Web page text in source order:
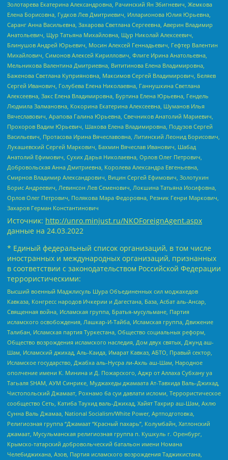
Золотарева Екатерина Александровна, Рачинский Ян Збигневич, Жемкова
Елена Борисовна, Гудков Лев Дмитриевич, Илларионова Юлия Юрьевна,
Саранг Анна Васильевна, Захарова Светлана Сергеевна, Аверин Владимир
Анатольевич, Щур Татьяна Михайловна, Щур Николай Алексеевич,
Блинушов Андрей Юрьевич, Мосин Алексей Геннадьевич, Гефтер Валентин
Михайлович, Симонов Алексей Кириллович, Флиге Ирина Анатольевна,
Мельникова Валентина Дмитриевна, Вититинова Елена Владимировна,
Баженова Светлана Куприяновна, Максимов Сергей Владимирович, Беляев
Сергей Иванович, Голубева Елена Николаевна, Ганнушкина Светлана
Алексеевна, Закс Елена Владимировна, Буртина Елена Юрьевна, Гендель
Людмила Залмановна, Кокорина Екатерина Алексеевна, Шуманов Илья
Вячеславович, Арапова Галина Юрьевна, Свечников Анатолий Мариевич,
Прохоров Вадим Юрьевич, Шахова Елена Владимировна, Подузов Сергей
Васильевич, Протасова Ирина Вячеславовна, Литинский Леонид Борисович,
Лукашевский Сергей Маркович, Бахмин Вячеслав Иванович, Шабад
Анатолий Ефимович, Сухих Дарья Николаевна, Орлов Олег Петрович,
Добровольская Анна Дмитриевна, Королева Александра Евгеньевна,
Смирнов Владимир Александрович, Вицин Сергей Ефимович, Золотухин
Борис Андреевич, Левинсон Лев Семенович, Локшина Татьяна Иосифовна,
Орлов Олег Петрович, Полякова Мара Федоровна, Резник Генри Маркович,
Захаров Герман Константинович
Источник: http://unro.minjust.ru/NKOForeignAgent.aspx
данные на 24.03.2022
* Единый федеральный список организаций, в том числе
иностранных и международных организаций, признанных
в соответствии с законодательством Российской Федерации
террористическими:
Высший военный Маджлисуль Шура Объединенных сил моджахедов
Кавказа, Конгресс народов Ичкерии и Дагестана, База, Асбат аль-Ансар,
Священная война, Исламская группа, Братья-мусульмане, Партия
исламского освобождения, Лашкар-И-Тайба, Исламская группа, Движение
Талибан, Исламская партия Туркестана, Общество социальных реформ,
Общество возрождения исламского наследия, Дом двух святых, Джунд аш-
Шам, Исламский джихад, Аль-Каида, Имарат Кавказ, АБТО, Правый сектор,
Исламское государство, Джабха аль-Нусра ли-Ахль аш-Шам, Народное
ополчение имени К. Минина и Д. Пожарского, Аджр от Аллаха Субхану уа
Тагьаля SHAM, АУМ Синрике, Муджахеды джамаата Ат-Тавхида Валь-Джихад,
Чистопольский Джамаат, Рохнамо ба суи давлати исломи, Террористическое
сообщество Сеть, Катиба Таухид валь-Джихад, Хайят Тахрир аш-Шам, Ахлю
Сунна Валь Джамаа, National Socialism/White Power, Артподготовка,
Религиозная группа “Джамаат “Красный пахарь”, Колумбайн, Хатлонский
джамаат, Мусульманская религиозная группа п. Кушкуль г. Оренбург,
Крымско-татарский добровольческий батальон имени Номана
Челебиджихана, Азов, Партия исламского возрождения Таджикистана,